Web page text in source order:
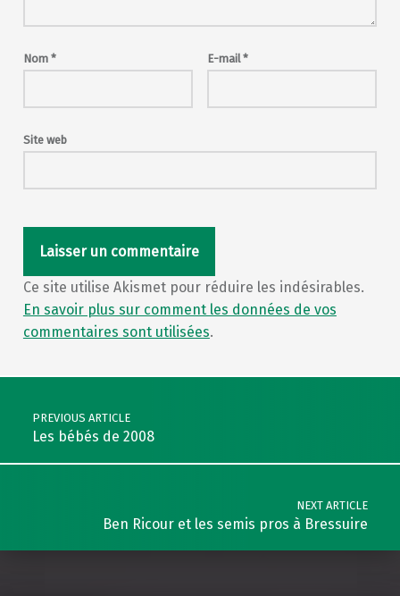
Nom * E-mail*
Site web
Ce site utilise Akismet pour réduire les indésirables.
En savoir plus sur comment les données de vos
commentaires sont utilisées.
Post navigation
PREVIOUS ARTICLE
Les bébés de 2008
NEXT ARTICLE
Ben Ricour et les semis pros à Bressuire